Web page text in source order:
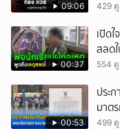
09:06 429 ดู
00:37
เปิด
สลด
554 ดู
00:53
ประ
มาต
499 ดู